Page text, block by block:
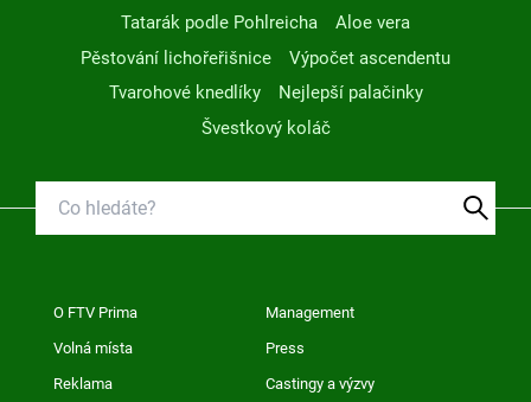
Tatarák podle Pohlreicha
Aloe vera
Pěstování lichořeřišnice
Výpočet ascendentu
Tvarohové knedlíky
Nejlepší palačinky
Švestkový koláč
O FTV Prima Management
Volná místa Press
Reklama Castingy a výzvy